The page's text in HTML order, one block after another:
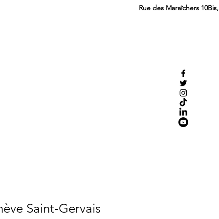
Rue des Maraîchers
Saint-Gervais